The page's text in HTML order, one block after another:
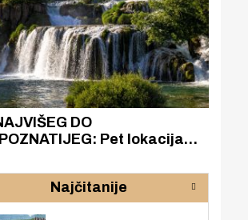
DO
Pet lokacija
Krke
Najčitanije